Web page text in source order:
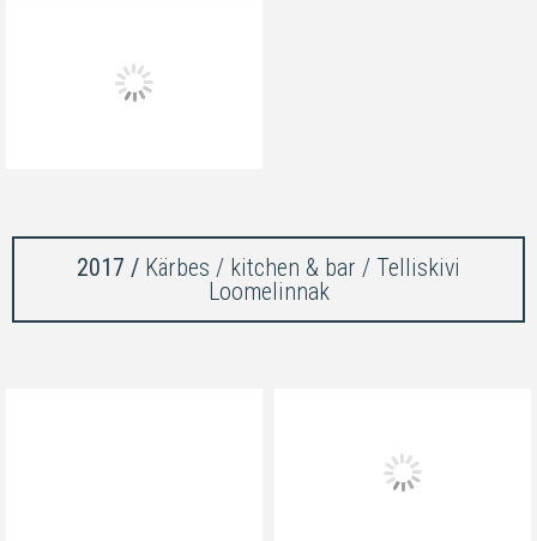
2017 / Kärbes / kitchen & bar / Telliskivi
Loomelinnak